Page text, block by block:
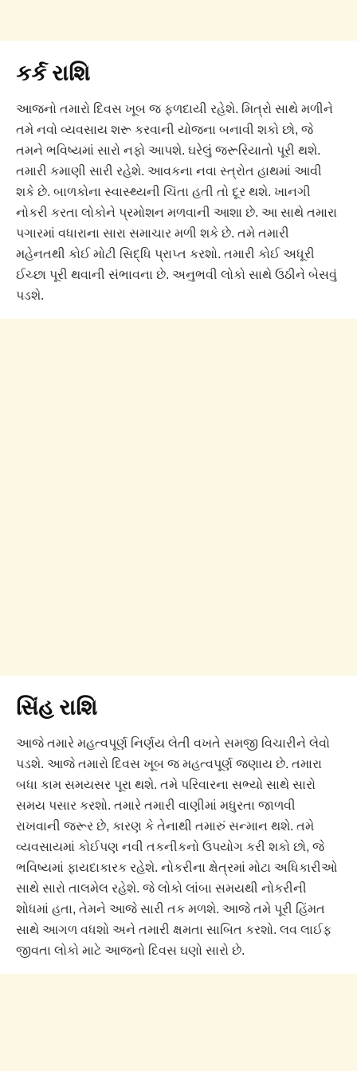
કર્ક રાશિ
આજનો તમારો દિવસ ખૂબ જ ફળદાયી રહેશે. મિત્રો સાથે મળીને
તમે નવો વ્યવસાય શરૂ કરવાની યોજના બનાવી શકો છો, જે
તમને ભવિષ્યમાં સારો નફો આપશે. ઘરેલું જરૂરિયાતો પૂરી થશે.
તમારી કમાણી સારી રહેશે. આવકના નવા સ્ત્રોત હાથમાં આવી
શકે છે. બાળકોના સ્વાસ્થ્યની ચિંતા હતી તો દૂર થશે. ખાનગી
નોકરી કરતા લોકોને પ્રમોશન મળવાની આશા છે. આ સાથે તમારા
પગારમાં વધારાના સારા સમાચાર મળી શકે છે. તમે તમારી
મહેનતથી કોઈ મોટી સિદ્ધિ પ્રાપ્ત કરશો. તમારી કોઈ અધૂરી
ઈચ્છા પૂરી થવાની સંભાવના છે. અનુભવી લોકો સાથે ઉઠીને બેસવું
પડશે.
સિંહ રાશિ
આજે તમારે મહત્વપૂર્ણ નિર્ણય લેતી વખતે સમજી વિચારીને લેવો
પડશે. આજે તમારો દિવસ ખૂબ જ મહત્વપૂર્ણ જણાય છે. તમારા
બધા કામ સમયસર પૂરા થશે. તમે પરિવારના સભ્યો સાથે સારો
સમય પસાર કરશો. તમારે તમારી વાણીમાં મધુરતા જાળવી
રાખવાની જરૂર છે, કારણ કે તેનાથી તમારું સન્માન થશે. તમે
વ્યવસાયમાં કોઈપણ નવી તકનીકનો ઉપયોગ કરી શકો છો, જે
ભવિષ્યમાં ફાયદાકારક રહેશે. નોકરીના ક્ષેત્રમાં મોટા અધિકારીઓ
સાથે સારો તાલમેલ રહેશે. જે લોકો લાંબા સમયથી નોકરીની
શોધમાં હતા, તેમને આજે સારી તક મળશે. આજે તમે પૂરી હિંમત
સાથે આગળ વધશો અને તમારી ક્ષમતા સાબિત કરશો. લવ લાઈફ
જીવતા લોકો માટે આજનો દિવસ ઘણો સારો છે.